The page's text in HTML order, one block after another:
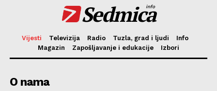
Sedmica
info
Vijesti Televizija Radio Tuzla, grad i ljudi
Info
Magazin
Zapošljavanje i edukacije Izbori
O nama